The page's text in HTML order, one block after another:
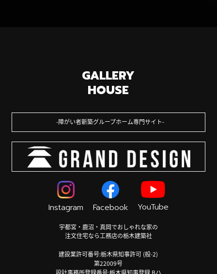
GALLERY
HOUSE
障がい者新築グループホーム専門サイト
Instagram Facebook YouTube
宇都宮・鹿沼・真岡でおしゃれな家の
注文住宅なら工務店の栃木建築社
建設業許可番号:栃木県知事許可 (般-2)
第22009号